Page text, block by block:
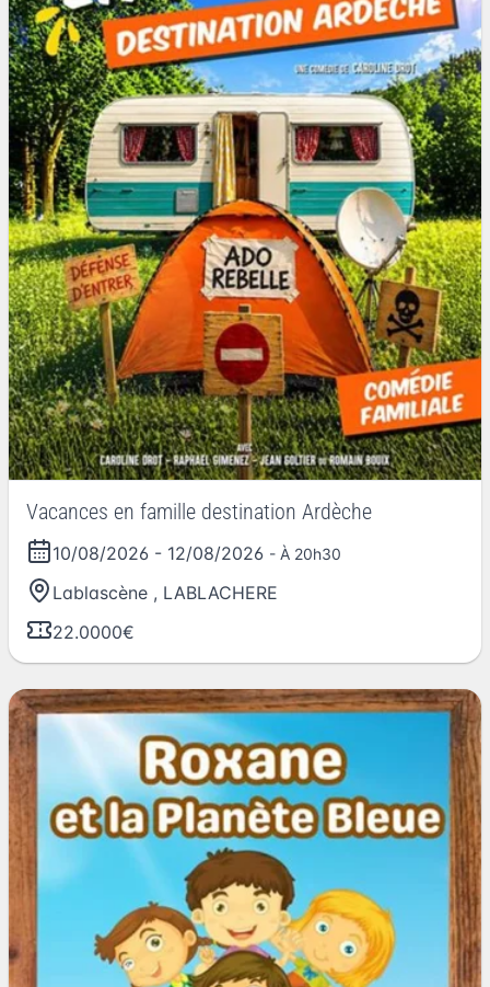
Vacances en famille destination Ardèche
10/08/2026 - 12/08/2026 - À 20h30
Lablascène , LABLACHERE
22.0000€